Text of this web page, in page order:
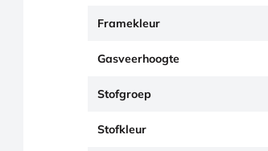
Framekleur
Gasveerhoogte
Stofgroep
Stofkleur